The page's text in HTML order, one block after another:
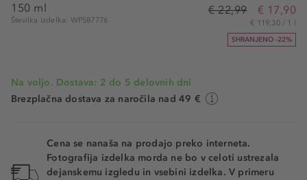
150 ml
Številka izdelka: WP587776
€ 22,99 € 17,90
€ 119,30 / 1 l
SHRANJENO -22%
Na voljo. Dostava: 2 do 5 delovnih dni
Brezplačna dostava za naročila nad 49 €
Cena se nanaša na prodajo preko interneta.
Fotografija izdelka morda ne bo v celoti ustrezala
dejanskemu izgledu in vsebini izdelka. V primeru